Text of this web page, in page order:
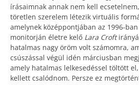
írásaimnak annak nem kell
töretlen szerelem létezik virtuális
amelynek középpontjában az 1996-
monitorján életre kelő Lara Croft
hatalmas nagy öröm volt számomra,
csúszással végül idén márciusban
amely hatalmas lelkesedéssel töltött
kellett csalódnom. Persze ez